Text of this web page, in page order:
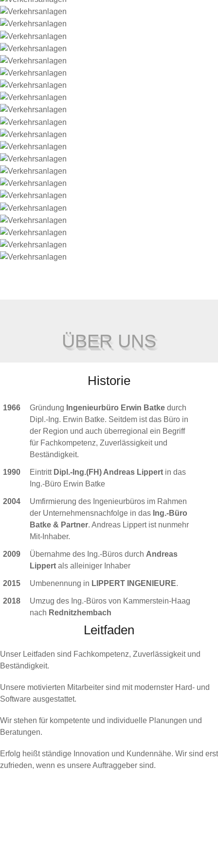
ÜBER UNS
Historie
1966 Gründung Ingenieurbüro Erwin Batke durch
Dipl.-Ing. Erwin Batke. Seitdem ist das Büro in
der Region und auch überregional ein Begriff
für Fachkompetenz, Zuverlässigkeit und
Beständigkeit.
1990 Eintritt Dipl.-Ing.(FH) Andreas Lippert in das
Ing.-Büro Erwin Batke
2004
Umfirmierung des Ingenieurbüros im Rahmen
der Unternehmensnachfolge in das Ing.-Büro
Batke & Partner. Andreas Lippert ist nunmehr
Mit-Inhaber.
2009 Übernahme des Ing.-Büros durch Andreas
Lippert als alleiniger Inhaber
2015 Umbenennung in LIPPERT INGENIEURE.
2018
Umzug des Ing.-Büros von Kammerstein-Haag
nach Rednitzhembach
Leitfaden
Unser Leitfaden sind Fachkompetenz, Zuverlässigkeit und
Beständigkeit.
Unsere motivierten Mitarbeiter sind mit modernster Hard- und
Software ausgestattet.
Wir stehen für kompetente und individuelle Planungen und
Beratungen.
Erfolg heißt ständige Innovation und Kundennähe. Wir sind erst
zufrieden, wenn es unsere Auftraggeber sind.